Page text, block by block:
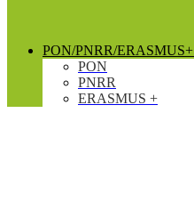
PON/PNRR/ERASMUS+
PON
PNRR
ERASMUS +